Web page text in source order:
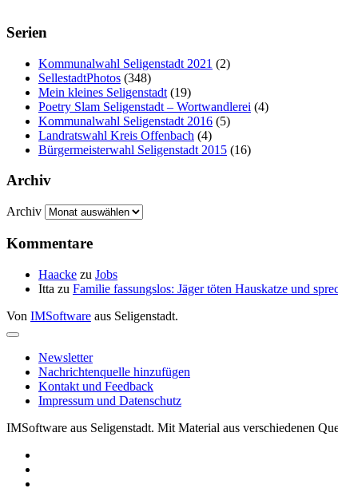
Serien
Kommunalwahl Seligenstadt 2021 (2)
SellestadtPhotos (348)
Mein kleines Seligenstadt (19)
Poetry Slam Seligenstadt – Wortwandlerei (4)
Kommunalwahl Seligenstadt 2016 (5)
Landratswahl Kreis Offenbach (4)
Bürgermeisterwahl Seligenstadt 2015 (16)
Archiv
Archiv
Kommentare
Haacke zu Jobs
Itta zu Familie fassungslos: Jäger töten Hauskatze und
Von IMSoftware aus Seligenstadt.
Newsletter
Nachrichtenquelle hinzufügen
Kontakt und Feedback
Impressum und Datenschutz
IMSoftware aus Seligenstadt. Mit Material aus verschiedenen